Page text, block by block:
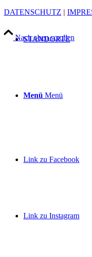
STANDORTE
Menü Menü
Link zu Facebook
Link zu Instagram
DATENSCHUTZ |
Nach oben scrollen